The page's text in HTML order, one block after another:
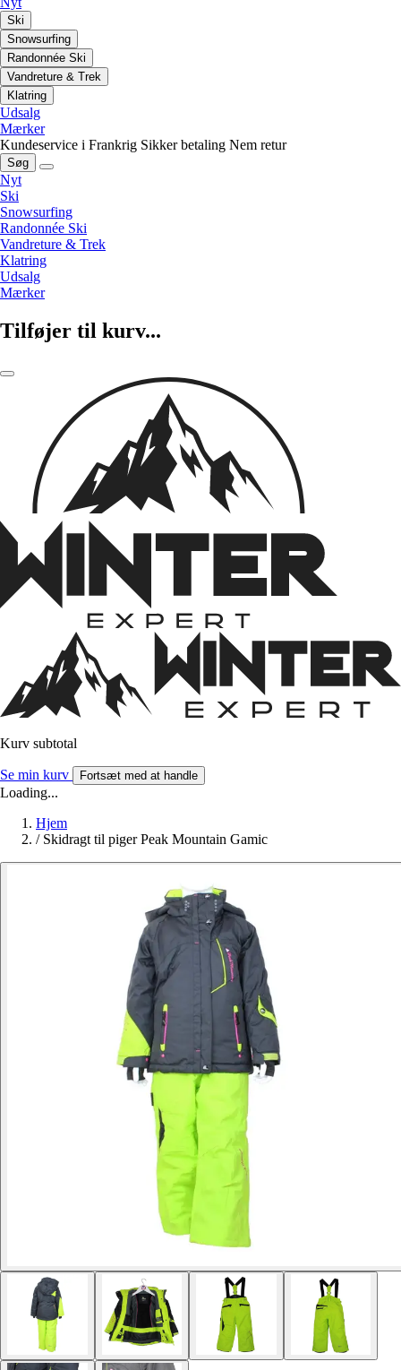
Ski
Snowsurfing
Randonnée Ski
Vandreture & Trek
Klatring
Udsalg
Mærker
Kundeservice i Frankrig Sikker betaling Nem retur
Søg
Nyt
Ski
Snowsurfing
Randonnée Ski
Vandreture & Trek
Klatring
Udsalg
Mærker
Tilføjer til kurv...
Kurv subtotal
Se min kurv Fortsæt med at handle
Loading...
Hjem
/ Skidragt til piger Peak Mountain Gamic